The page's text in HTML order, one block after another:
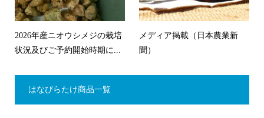
2026年産ニオウシメジの栽培
状況及びご予約開始時期に...
メディア掲載（日本農業新
聞）
はなびらたけ商品一覧